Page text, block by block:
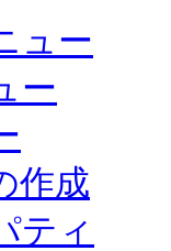
ュー
ー
作成
ティ